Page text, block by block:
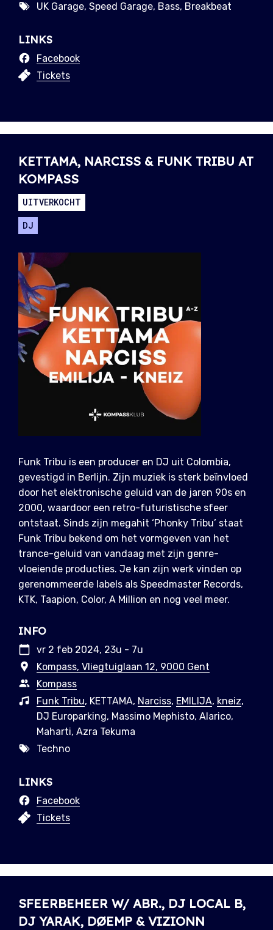
UK Garage, Speed Garage, Bass, Breakbeat
LINKS
Facebook
Tickets
KETTAMA, NARCISS & FUNK TRIBU AT
KOMPASS
UITVERKOCHT
DJ
Funk Tribu is een producer en DJ uit Colombia,
gevestigd in Berlijn. Zijn muziek is sterk beïnvloed
door het elektronische geluid van de jaren 90s en
2000, waardoor een retro-futuristische sfeer
ontstaat. Sinds zijn megahit ‘Phonky Tribu’ staat
Funk Tribu bekend om het vormgeven van het
trance-geluid van vandaag met zijn genre-
vloeiende producties. Je kan zijn werk vinden op
gerenommeerde labels als Speedmaster Records,
KTK, Taapion, Color, A Million en nog veel meer.
INFO
vr 2 feb 2024, 23u - 7u
Kompass, Vliegtuiglaan 12, 9000 Gent
Kompass
Funk Tribu, KETTAMA, Narciss, EMILIJA, kneiz,
DJ Europarking, Massimo Mephisto, Alarico,
Maharti, Azra Tekuma
Techno
LINKS
Facebook
Tickets
SFEERBEHEER W/ ABR., DJ LOCAL B,
DJ YARAK, DØEMP & VIZIONN